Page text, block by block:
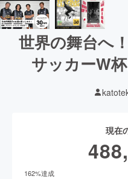
世界の舞台へ
サッカーW
現在
162%達成